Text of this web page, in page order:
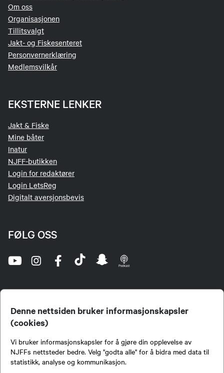
Denne nettsiden bruker informasjonskapsler
(cookies)
Vi bruker informasjonskapsler for å gjøre din opplevelse av
NJFFs nettsteder bedre. Velg "godta alle" for å bidra med data til
statistikk, analyse og kommunikasjon.
Om oss
Organisasjonen
Tillitsvalgt
Jakt- og Fiskesenteret
Personvernerklæring
Medlemsvilkår
EKSTERNE LENKER
Jakt & Fiske
Mine båter
Inatur
NJFF-butikken
Login for redaktører
Login LetsReg
Digitalt aversjonsbevis
FØLG OSS
jegere og sportsfiskere og et av de viktigste miljøene for formidling av kunnskap om jakt og
fiske i Norge. Vi er en partipolitisk nøytral organisasjon, men har et sterkt jakt-, fiske-, og
naturpolitisk engasjement i mange saker.